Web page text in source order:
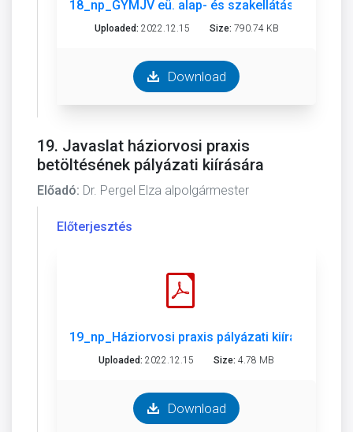
18_np_GYMJV eü. alap- és szakellátást nyújtó
Uploaded: 2022.12.15 Size: 790.74 KB
Download
19. Javaslat háziorvosi praxis
betöltésének pályázati kiírására
Előadó: Dr. Pergel Elza alpolgármester
Előterjesztés
19_np_Háziorvosi praxis pályázati kiírása.pdf
Uploaded: 2022.12.15 Size: 4.78 MB
Download